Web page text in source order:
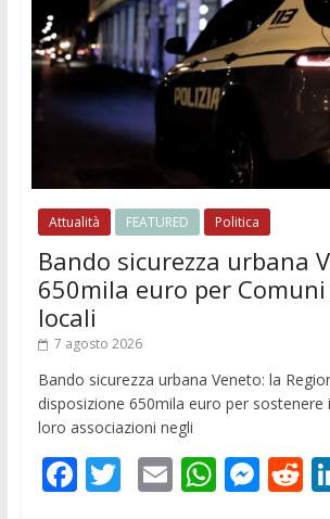
Attualità FEATURED Politica
Bando sicurezza urbana
650mila euro per Comuni
locali
7 agosto 2026
Bando sicurezza urbana Veneto: la
disposizione 650mila euro per sostenere
loro associazioni negli
F T E W M R